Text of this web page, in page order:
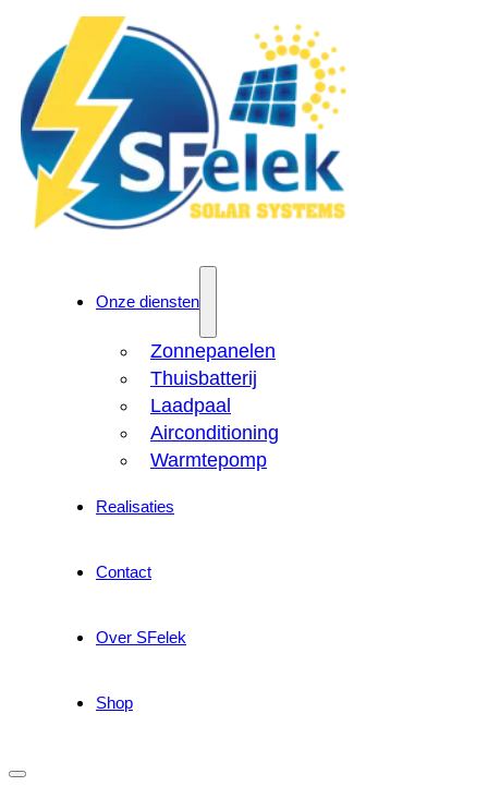
Onze diensten
Zonnepanelen
Thuisbatterij
Laadpaal
Airconditioning
Warmtepomp
Realisaties
Contact
Over SFelek
Shop